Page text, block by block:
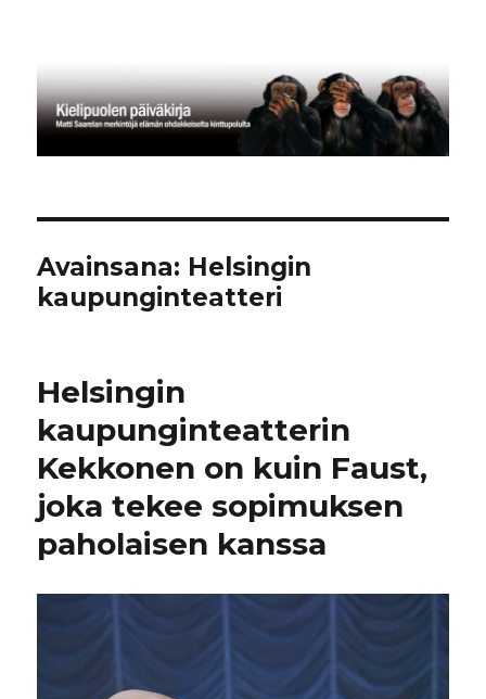
Avainsana: Helsingin
kaupunginteatteri
Helsingin
kaupunginteatterin
Kekkonen on kuin Faust,
joka tekee sopimuksen
paholaisen kanssa